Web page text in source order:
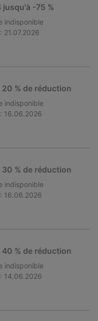
jusqu'à -75 %
indisponible
21.07.2026
% de réduction
indisponible
16.06.2026
% de réduction
indisponible
16.06.2026
% de réduction
indisponible
14.06.2026